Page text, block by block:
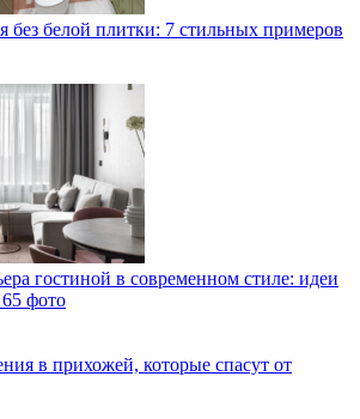
без белой плитки: 7 стильных примеров
гостиной в современном стиле: идеи
фото
в прихожей, которые спасут от